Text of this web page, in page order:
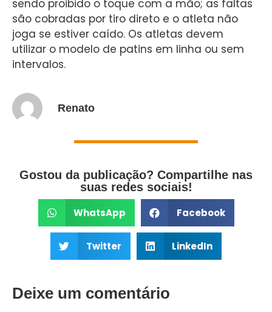
sendo proibido o toque com a mão; as faltas
são cobradas por tiro direto e o atleta não
joga se estiver caído. Os atletas devem
utilizar o modelo de patins em linha ou sem
intervalos.
Renato
Gostou da publicação? Compartilhe nas
suas redes sociais!
WhatsApp Facebook
Twitter LinkedIn
Deixe um comentário